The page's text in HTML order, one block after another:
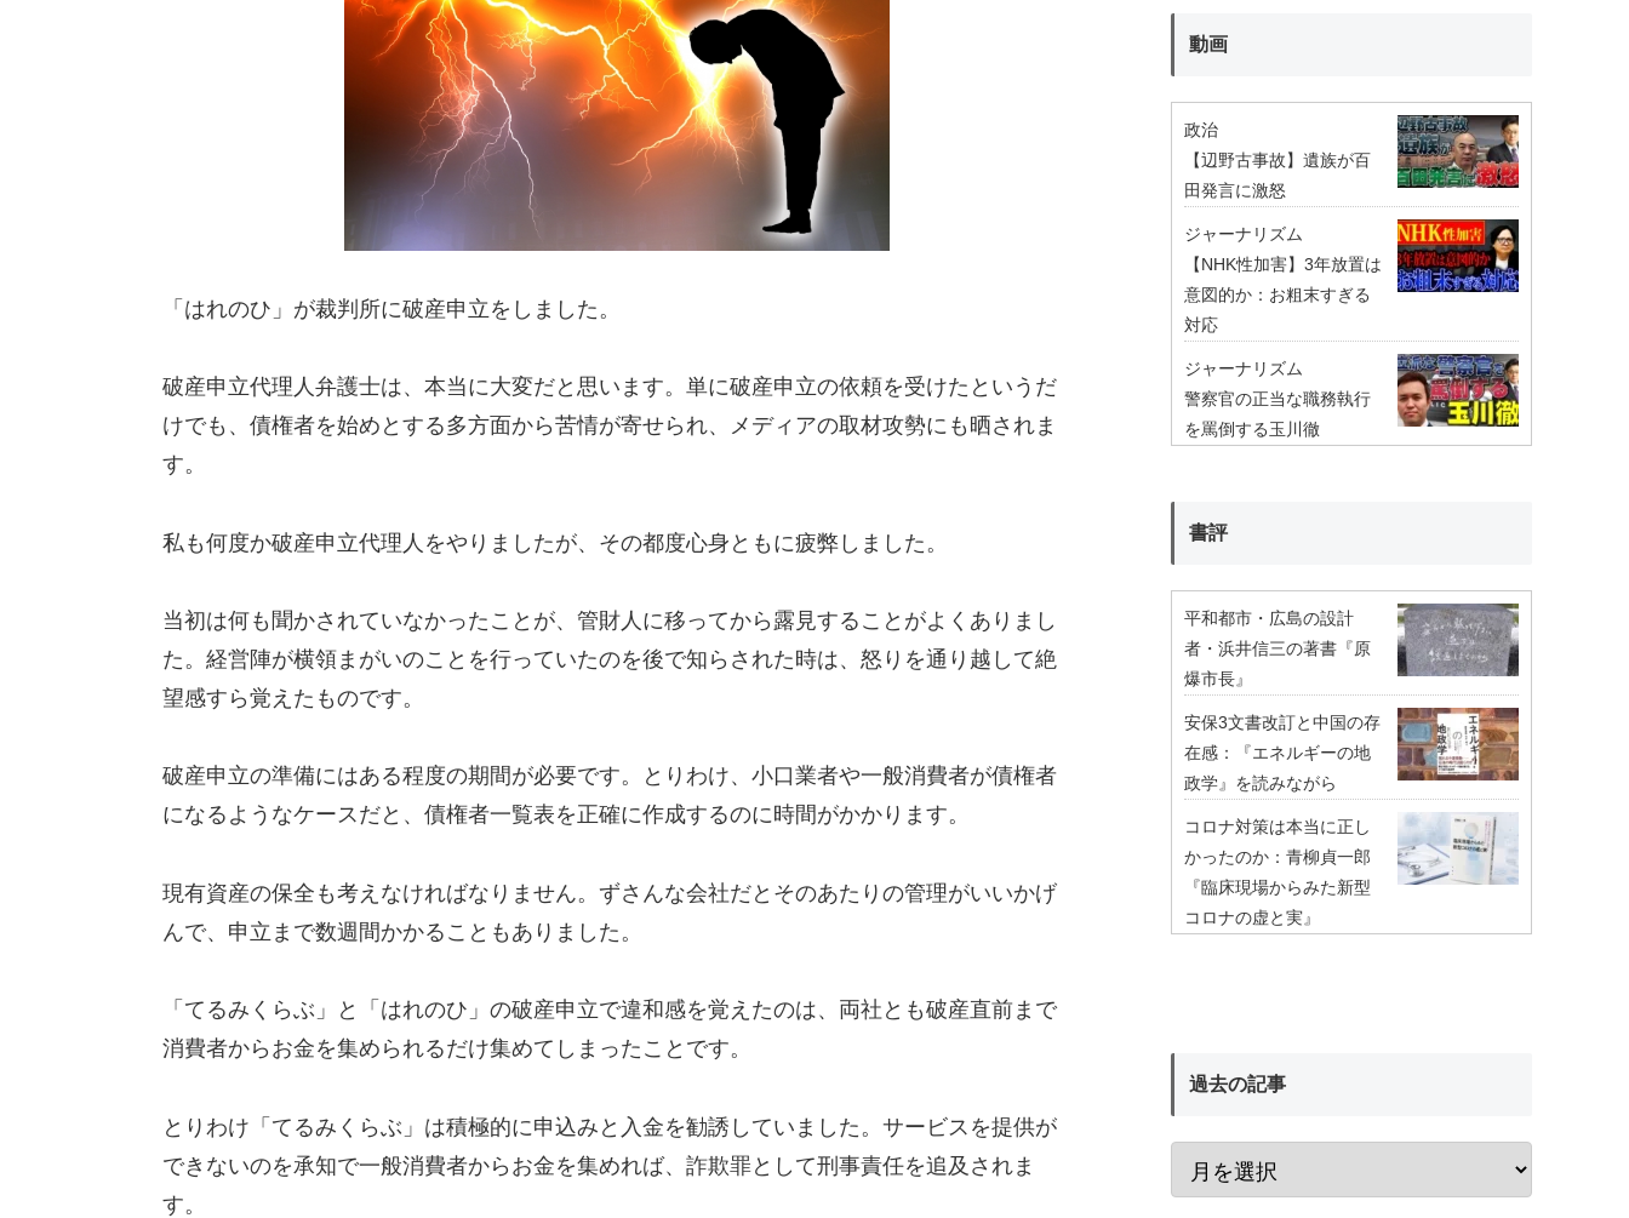
「はれのひ」が裁判所に破産申立をしました。
破産申立代理人弁護士は、本当に大変だと思います。単に破産申立の依頼を受けたというだ
けでも、債権者を始めとする多方面から苦情が寄せられ、メディアの取材攻勢にも晒されま
す。
私も何度か破産申立代理人をやりましたが、その都度心身ともに疲弊しました。
当初は何も聞かされていなかったことが、管財人に移ってから露見することがよくありまし
た。経営陣が横領まがいのことを行っていたのを後で知らされた時は、怒りを通り越して絶
望感すら覚えたものです。
破産申立の準備にはある程度の期間が必要です。とりわけ、小口業者や一般消費者が債権者
になるようなケースだと、債権者一覧表を正確に作成するのに時間がかかります。
現有資産の保全も考えなければなりません。ずさんな会社だとそのあたりの管理がいいかげ
んで、申立まで数週間かかることもありました。
「てるみくらぶ」と「はれのひ」の破産申立で違和感を覚えたのは、両社とも破産直前まで
消費者からお金を集められるだけ集めてしまったことです。
とりわけ「てるみくらぶ」は積極的に申込みと入金を勧誘していました。サービスを提供が
できないのを承知で一般消費者からお金を集めれば、詐欺罪として刑事責任を追及されま
す。
動画
政治
【辺野古事故】遺族が百
田発言に激怒
ジャーナリズム
【NHK性加害】3年放置は
意図的か：お粗末すぎる
対応
ジャーナリズム
警察官の正当な職務執行
を罵倒する玉川徹
書評
平和都市・広島の設計
者・浜井信三の著書『原
爆市長』
安保3文書改訂と中国の存
在感：『エネルギーの地
政学』を読みながら
コロナ対策は本当に正し
かったのか：青柳貞一郎
『臨床現場からみた新型
コロナの虚と実』
過去の記事